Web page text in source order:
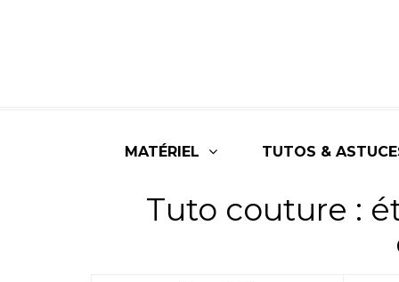
MATÉRIEL TUTOS &
Tuto couture :